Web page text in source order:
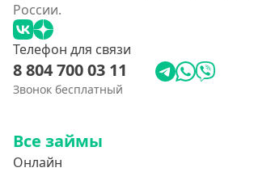
России.
Телефон для связи
8 804 700 03 11
Звонок бесплатный
Все займы
Онлайн